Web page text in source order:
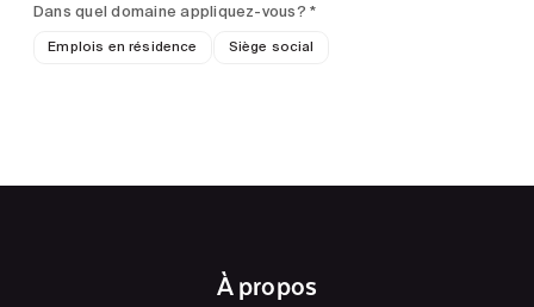
Dans quel domaine appliquez-vous? *
Emplois en résidence Siège social
À propos